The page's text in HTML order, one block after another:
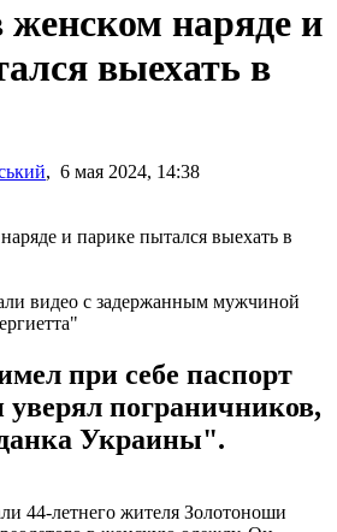
наряде и
выехать в
, 6 мая 2024, 14:38
видео с задержанным мужчиной
при себе паспорт
уверял пограничников,
Украины".
44-летнего жителя Золотоноши